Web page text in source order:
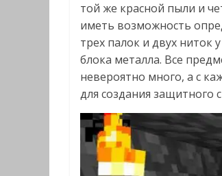
той же красной пыли и
иметь возможность
трех палок и двух ниток
блока металла. Все
невероятно много, а с
для создания защитного